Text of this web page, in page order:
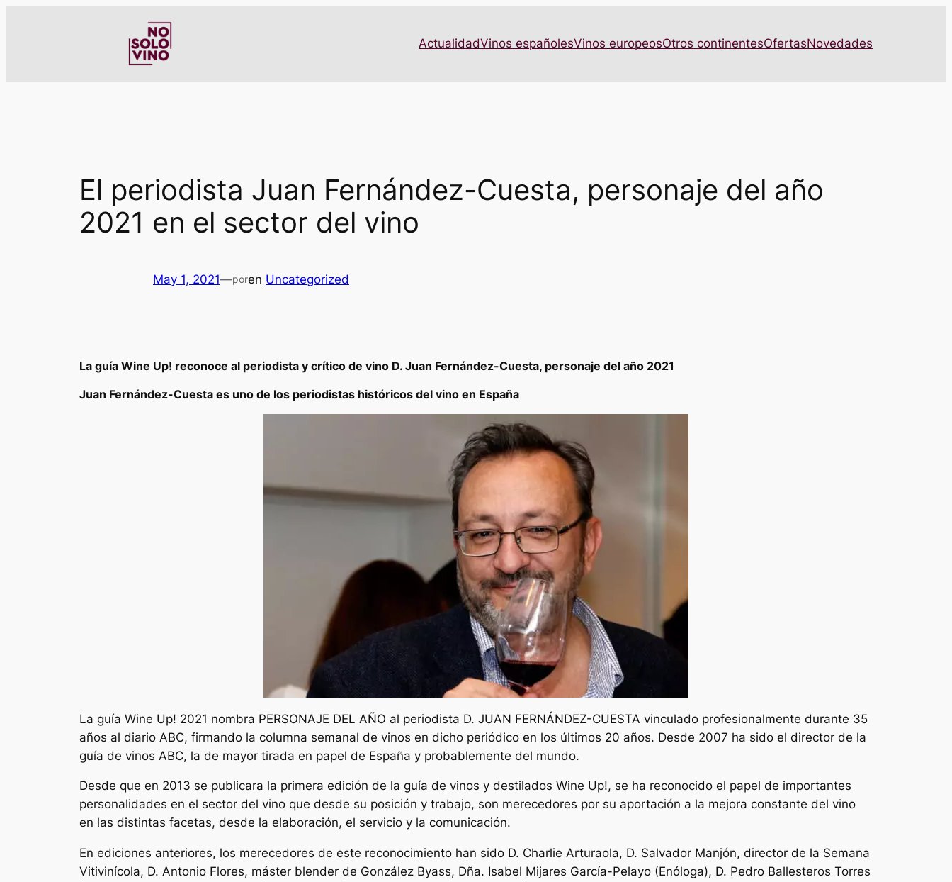
ActualidadVinos españolesVinos europeosOtros continentesOfertasNovedades
El periodista Juan Fernández-Cuesta, personaje del año
2021 en el sector del vino
May 1, 2021—poren Uncategorized
La guía Wine Up! reconoce al periodista y crítico de vino D. Juan Fernández-Cuesta, personaje del año 2021
Juan Fernández-Cuesta es uno de los periodistas históricos del vino en España
La guía Wine Up! 2021 nombra PERSONAJE DEL AÑO al periodista D. JUAN FERNÁNDEZ-CUESTA vinculado profesionalmente durante 35
años al diario ABC, firmando la columna semanal de vinos en dicho periódico en los últimos 20 años. Desde 2007 ha sido el director de la
guía de vinos ABC, la de mayor tirada en papel de España y probablemente del mundo.
Desde que en 2013 se publicara la primera edición de la guía de vinos y destilados Wine Up!, se ha reconocido el papel de importantes
personalidades en el sector del vino que desde su posición y trabajo, son merecedores por su aportación a la mejora constante del vino
en las distintas facetas, desde la elaboración, el servicio y la comunicación.
En ediciones anteriores, los merecedores de este reconocimiento han sido D. Charlie Arturaola, D. Salvador Manjón, director de la Semana
Vitivinícola, D. Antonio Flores, máster blender de González Byass, Dña. Isabel Mijares García-Pelayo (Enóloga), D. Pedro Ballesteros Torres